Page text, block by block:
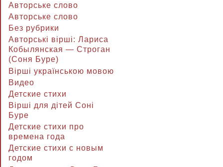
Авторське слово
Авторське слово
Без рубрики
Авторські вірші: Лариса
Кобылянская — Строган
(Соня Буре)
Вірші українською мовою
Видео
Детские стихи
Вірші для дітей Соні
Буре
Детские стихи про
времена года
Детские стихи с новым
годом